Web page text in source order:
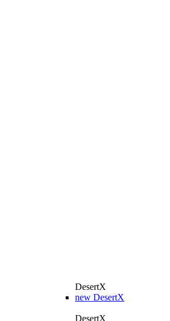
DesertX
new DesertX
DesertX